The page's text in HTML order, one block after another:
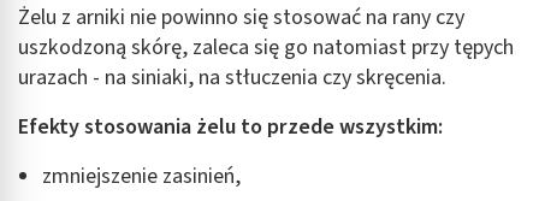
Żelu z arniki nie powinno się stosować na rany czy
uszkodzoną skórę, zaleca się go natomiast przy tępych
urazach - na siniaki, na stłuczenia czy skręcenia.
Efekty stosowania żelu to przede wszystkim:
zmniejszenie zasinień,